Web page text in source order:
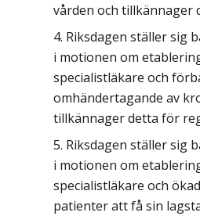
vården och tillkännager
Riksdagen ställer sig
i motionen om
specialistläkare och
omhändertagande av
tillkännager detta för
Riksdagen ställer sig
i motionen om
specialistläkare och
patienter att få sin